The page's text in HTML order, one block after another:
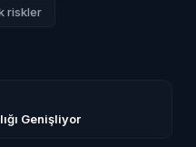
riskler
Genişliyor